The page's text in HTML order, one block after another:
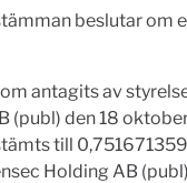
beslutar om
antagits av
(publ) den 18
till
Holding AB